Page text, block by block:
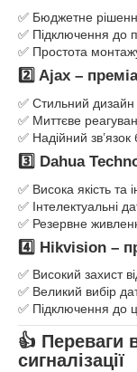
✅ Бюджетне
✅ Підключення до
✅ Простота
2️⃣ Ajax –
✅ Стильний дизайн
✅ Миттєве
✅ Надійний зв’язок
3️⃣ Dahua
✅ Висока якість та
✅ Інтелектуальні
✅ Резервне
4️⃣ Hikvision –
✅ Високий захист
✅ Великий вибір
✅ Підключення до
👍 Переваги
сигналізації